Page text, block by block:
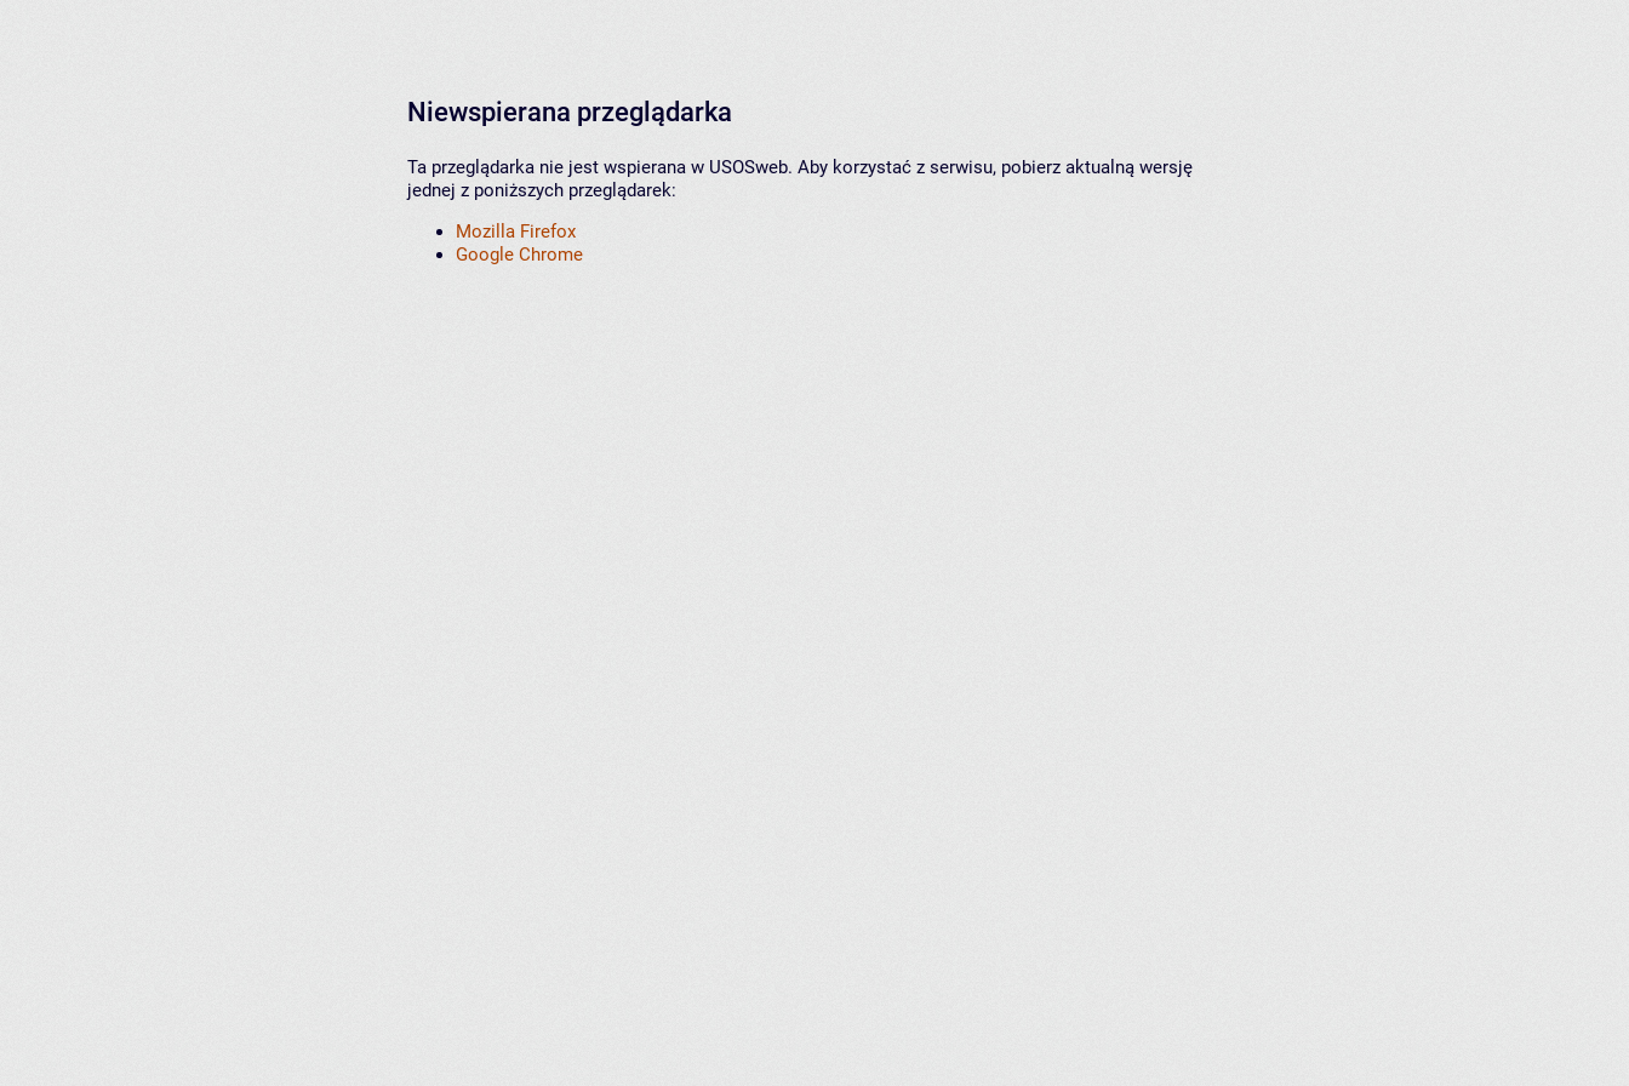
Niewspierana przeglądarka
Ta przeglądarka nie jest wspierana w USOSweb. Aby korzystać z serwisu, pobierz aktualną wersję
jednej z poniższych przeglądarek:
Mozilla Firefox
Google Chrome